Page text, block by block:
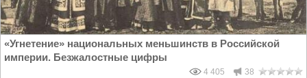
«Угнетение» национальных меньшинств в Российской
империи. Безжалостные цифры
4 405 38